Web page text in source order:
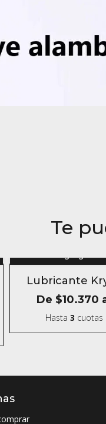
Te
Lubricante
De $10.370
Hasta 3 cuotas